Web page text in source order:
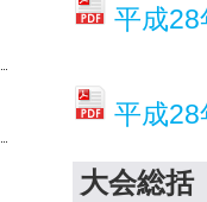
平成28
平成
大会総括